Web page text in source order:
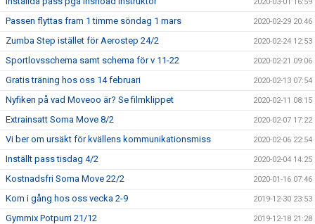
Passen flyttas fram 1 timme söndag 1 mars 2020-02-29 20:46
Zumba Step istället för Aerostep 24/2 2020-02-24 12:53
Sportlovsschema samt schema för v 11-22 2020-02-21 09:06
Gratis träning hos oss 14 februari 2020-02-13 07:54
Nyfiken på vad Moveoo är? Se filmklippet 2020-02-11 08:15
Extrainsatt Soma Move 8/2 2020-02-07 17:22
Vi ber om ursäkt för kvällens kommunikationsmiss 2020-02-06 22:54
Inställt pass tisdag 4/2 2020-02-04 14:25
Kostnadsfri Soma Move 22/2 2020-01-16 07:46
Kom i gång hos oss vecka 2-9 2019-12-30 23:53
Gymmix Potpurri 21/12 2019-12-18 21:28